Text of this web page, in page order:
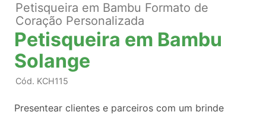
Petisqueira em Bambu Formato de
Coração Personalizada
Petisqueira em Bambu
Solange
Cód. KCH115
Presentear clientes e parceiros com um brinde